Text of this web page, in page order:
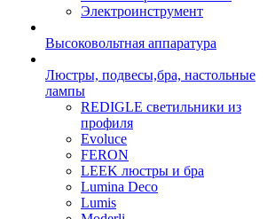
Электроинструмент
Высоковольтная аппаратура
Люстры, подвесы,бра, настольные
лампы
REDIGLE светильники из
профиля
Evoluce
FERON
LEEK люстры и бра
Lumina Deco
Lumis